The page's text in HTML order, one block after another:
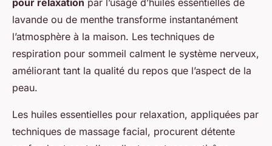
pour relaxation par l’usage d’huiles essentielles de
lavande ou de menthe transforme instantanément
l’atmosphère à la maison. Les techniques de
respiration pour sommeil calment le système nerveux,
améliorant tant la qualité du repos que l’aspect de la
peau.
Les huiles essentielles pour relaxation, appliquées par
techniques de massage facial, procurent détente